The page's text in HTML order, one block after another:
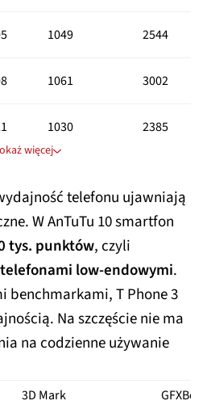
1049 2544
1061 3002
1030 2385
1049 3005
1142 2614
1174 3288
880
2032
1013 2794
więcej
telefonu ujawniają
W AnTuTu 10 smartfon
tys. punktów, czyli
low-endowymi.
benchmarkami, T Phone 3
Na szczęście nie ma
na codzienne używanie
3D Mark